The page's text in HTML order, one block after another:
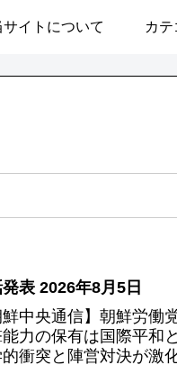
サイトについて カテ
表 2026年8月5日
鮮中央通信】朝鮮労
力の保有は国際平和
衝突と陣営対決が激